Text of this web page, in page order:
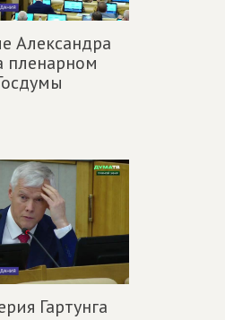
Александра
пленарном
Гартунга